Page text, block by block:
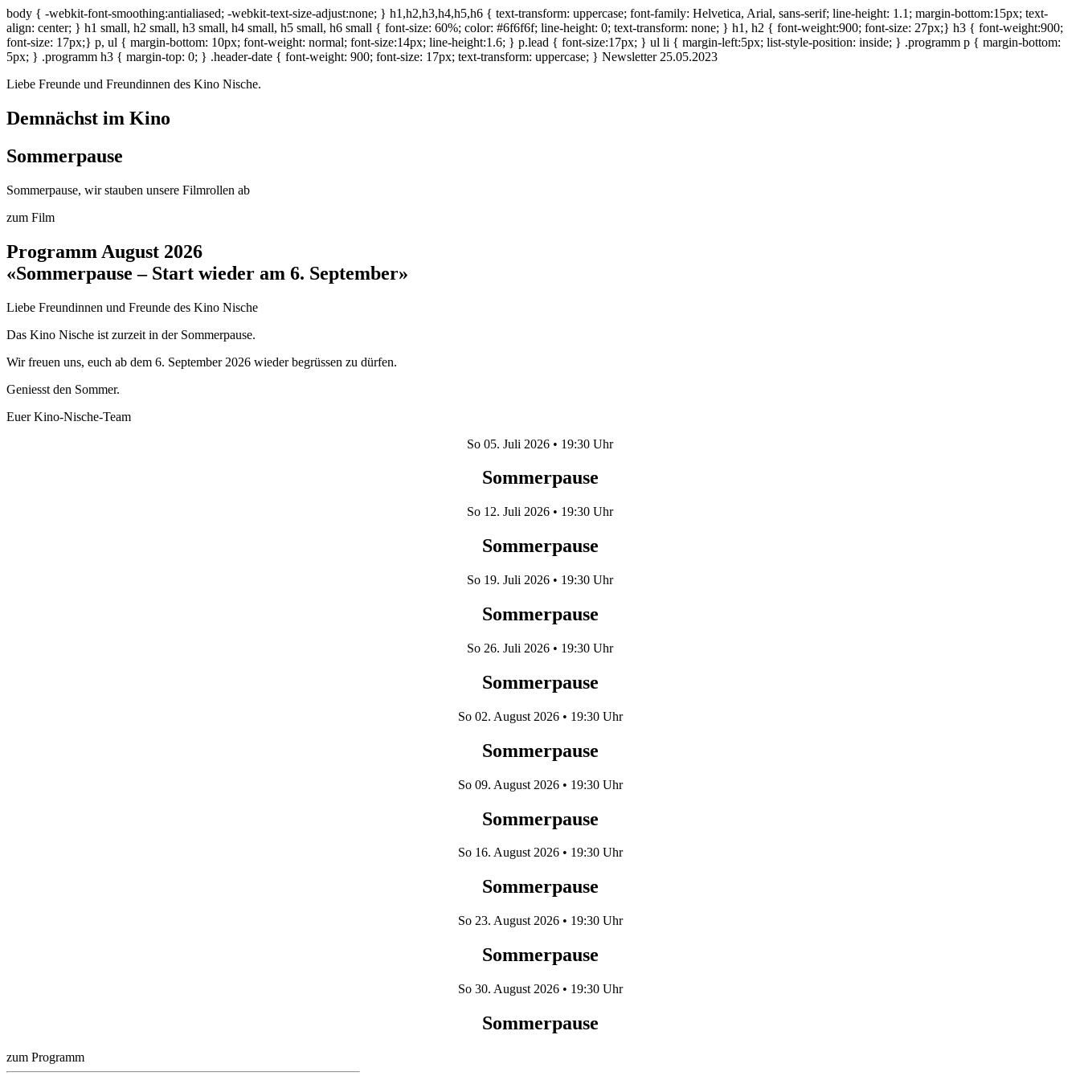
body { -webkit-font-smoothing:antialiased; -webkit-text-size-adjust:none; } h1,h2,h3,h4,h5,h6 { text-transform: uppercase; font-family: Helvetica, Arial, sans-serif; line-height: 1.1; margin-bottom:15px; text-
align: center; } h1 small, h2 small, h3 small, h4 small, h5 small, h6 small { font-size: 60%; color: #6f6f6f; line-height: 0; text-transform: none; } h1, h2 { font-weight:900; font-size: 27px;} h3 { font-weight:900;
font-size: 17px;} p, ul { margin-bottom: 10px; font-weight: normal; font-size:14px; line-height:1.6; } p.lead { font-size:17px; } ul li { margin-left:5px; list-style-position: inside; } .programm p { margin-bottom:
5px; } .programm h3 { margin-top: 0; } .header-date { font-weight: 900; font-size: 17px; text-transform: uppercase; } Newsletter 25.05.2023
Liebe Freunde und Freundinnen des Kino Nische.
Demnächst im Kino
Sommerpause
Sommerpause, wir stauben unsere Filmrollen ab
zum Film
Programm August 2026
«Sommerpause – Start wieder am 6. September»
Liebe Freundinnen und Freunde des Kino Nische
Das Kino Nische ist zurzeit in der Sommerpause.
Wir freuen uns, euch ab dem 6. September 2026 wieder begrüssen zu dürfen.
Geniesst den Sommer.
Euer Kino-Nische-Team
So 05. Juli 2026 • 19:30 Uhr
Sommerpause
So 12. Juli 2026 • 19:30 Uhr
Sommerpause
So 19. Juli 2026 • 19:30 Uhr
Sommerpause
So 26. Juli 2026 • 19:30 Uhr
Sommerpause
So 02. August 2026• 19:30 Uhr
Sommerpause
So 09. August 2026• 19:30 Uhr
Sommerpause
So 16. August 2026• 19:30 Uhr
Sommerpause
So 23. August 2026• 19:30 Uhr
Sommerpause
So 30. August 2026• 19:30 Uhr
Sommerpause
zum Programm